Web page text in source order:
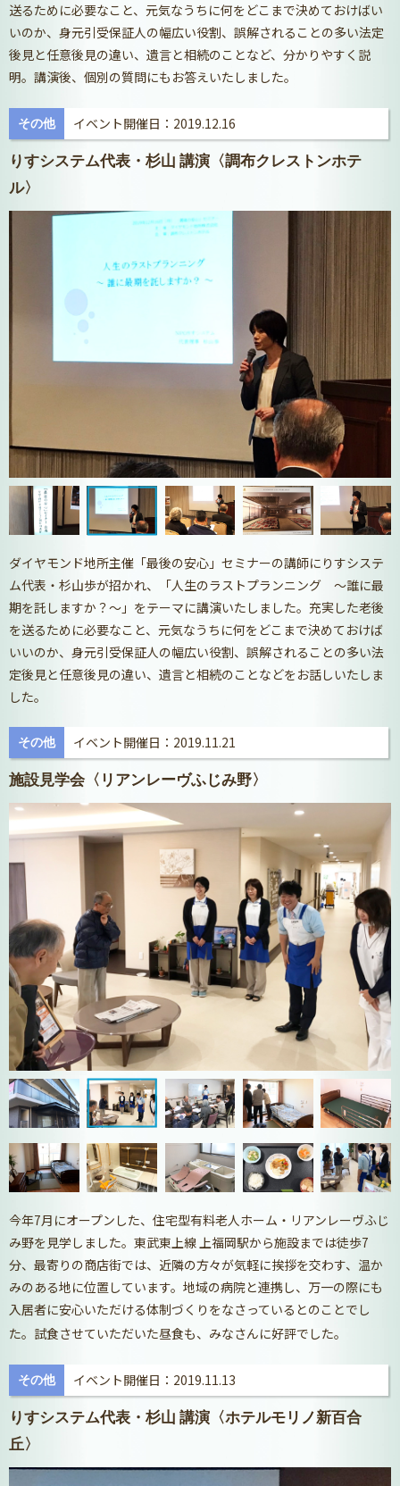
送るために必要なこと、元気なうちに何をどこまで決めておけばい
いのか、身元引受保証人の幅広い役割、誤解されることの多い法定
後見と任意後見の違い、遺言と相続のことなど、分かりやすく説
明。講演後、個別の質問にもお答えいたしました。
その他 イベント開催日：2019.12.16
りすシステム代表・杉山 講演〈調布クレストンホテ
ル〉
ダイヤモンド地所主催「最後の安心」セミナーの講師にりすシステ
ム代表・杉山歩が招かれ、「人生のラストプランニング ～誰に最
期を託しますか？～」をテーマに講演いたしました。充実した老後
を送るために必要なこと、元気なうちに何をどこまで決めておけば
いいのか、身元引受保証人の幅広い役割、誤解されることの多い法
定後見と任意後見の違い、遺言と相続のことなどをお話しいたしま
した。
その他 イベント開催日：2019.11.21
施設見学会〈リアンレーヴふじみ野〉
今年7月にオープンした、住宅型有料老人ホーム・リアンレーヴふじ
み野を見学しました。東武東上線 上福岡駅から施設までは徒歩7
分、最寄りの商店街では、近隣の方々が気軽に挨拶を交わす、温か
みのある地に位置しています。地域の病院と連携し、万一の際にも
入居者に安心いただける体制づくりをなさっているとのことでし
た。試食させていただいた昼食も、みなさんに好評でした。
その他 イベント開催日：2019.11.13
りすシステム代表・杉山 講演〈ホテルモリノ新百合
丘〉